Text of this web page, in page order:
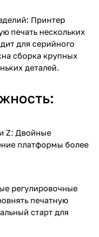
Принтер
печать нескольких
для серийного
сборка крупных
деталей.
Z: Двойные
платформы более
регулировочные
печатную
старт для